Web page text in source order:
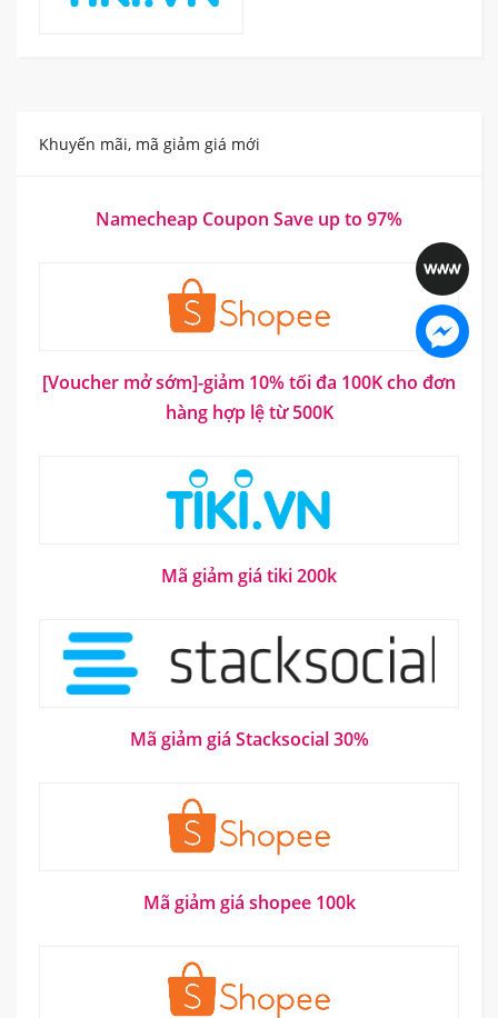
Khuyến mãi, mã giảm giá mới
Namecheap Coupon Save up to 97%
[Voucher mở sớm]-giảm 10% tối đa 100K cho đơn
hàng hợp lệ từ 500K
Mã giảm giá tiki 200k
Mã giảm giá Stacksocial 30%
Mã giảm giá shopee 100k